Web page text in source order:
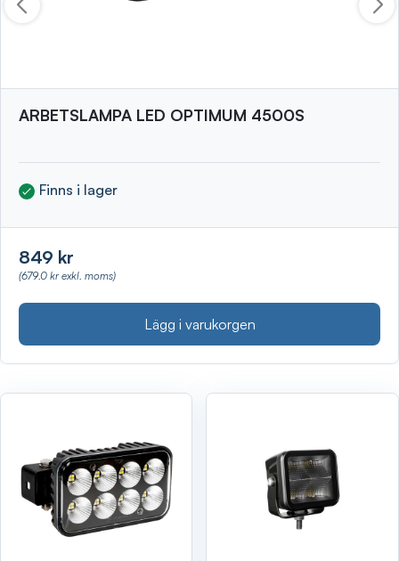
ARBETSLAMPA LED OPTIMUM 4500S
Finns i lager
849 kr
(679.0 kr exkl. moms)
Lägg i varukorgen